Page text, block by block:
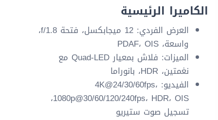
الكاميرا الرئيسية
العرض الفردي: 12 ميجابكسل، فتحة f/1.8،
واسعة، PDAF، OIS
الميزات: فلاش بمعيار Quad-LED مع
نغمتين، HDR، بانوراما
الفيديو: 4K@24/30/60fps،
1080p@30/60/120/240fps، HDR، OIS،
تسجيل صوت ستيريو